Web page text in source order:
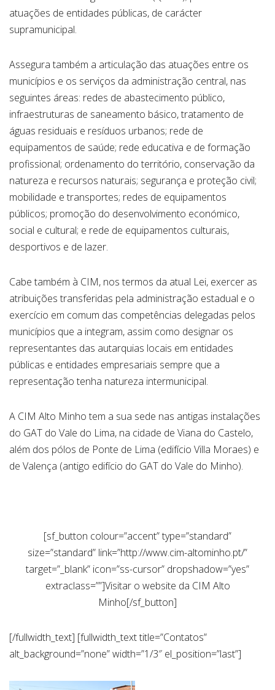
atuações de entidades públicas, de carácter
supramunicipal.
Assegura também a articulação das atuações entre os
municípios e os serviços da administração central, nas
seguintes áreas: redes de abastecimento público,
infraestruturas de saneamento básico, tratamento de
águas residuais e resíduos urbanos; rede de
equipamentos de saúde; rede educativa e de formação
profissional; ordenamento do território, conservação da
natureza e recursos naturais; segurança e proteção civil;
mobilidade e transportes; redes de equipamentos
públicos; promoção do desenvolvimento económico,
social e cultural; e rede de equipamentos culturais,
desportivos e de lazer.
Cabe também à CIM, nos termos da atual Lei, exercer as
atribuições transferidas pela administração estadual e o
exercício em comum das competências delegadas pelos
municípios que a integram, assim como designar os
representantes das autarquias locais em entidades
públicas e entidades empresariais sempre que a
representação tenha natureza intermunicipal.
A CIM Alto Minho tem a sua sede nas antigas instalações
do GAT do Vale do Lima, na cidade de Viana do Castelo,
além dos pólos de Ponte de Lima (edifício Villa Moraes) e
de Valença (antigo edifício do GAT do Vale do Minho).
[sf_button colour=”accent” type=”standard”
size=”standard” link=”http://www.cim-altominho.pt/”
target=”_blank” icon=”ss-cursor” dropshadow=”yes”
extraclass=””]Visitar o website da CIM Alto
Minho[/sf_button]
[/fullwidth_text] [fullwidth_text title=”Contatos”
alt_background=”none” width=”1/3″ el_position=”last”]